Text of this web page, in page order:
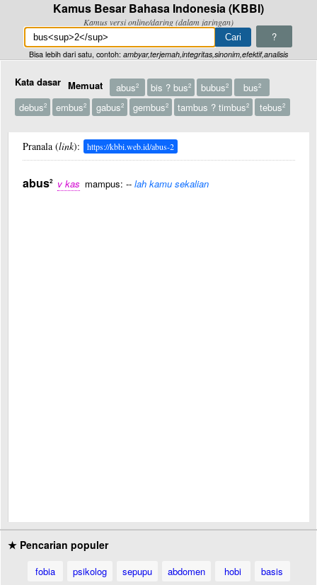
Kamus Besar Bahasa Indonesia (KBBI)
Kamus versi online/daring (dalam jaringan)
?
Bisa lebih dari satu, contoh: ambyar,terjemah,integritas,sinonim,efektif,analisis
Kata dasar Memuat abus2 bis ? bus2 bubus2 bus2
debus2 embus2 gabus2 gembus2 tambus ? timbus2 tebus2
Pranala (link): https://kbbi.web.id/abus-2
abus2 v kas mampus: -- lah kamu sekalian
★ Pencarian populer
fobia psikolog sepupu abdomen hobi
basis